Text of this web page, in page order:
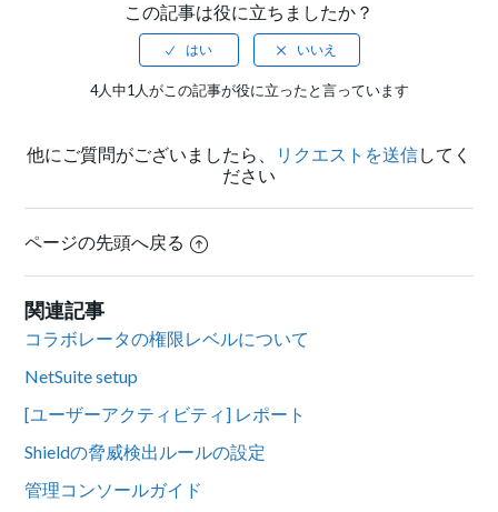
この記事は役に立ちましたか？
4人中1人がこの記事が役に立ったと言っています
他にご質問がございましたら、 リクエストを送信してく
ださい
ページの先頭へ戻る
関連記事
コラボレータの権限レベルについて
NetSuite setup
[ユーザーアクティビティ] レポート
Shieldの脅威検出ルールの設定
管理コンソールガイド